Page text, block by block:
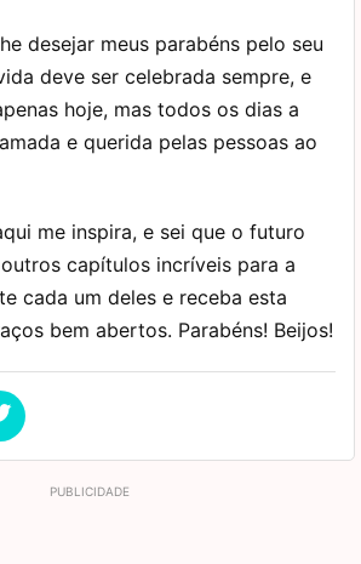
desejar meus parabéns pelo seu
deve ser celebrada sempre, e
hoje, mas todos os dias a
e querida pelas pessoas ao
me inspira, e sei que o futuro
capítulos incríveis para a
cada um deles e receba esta
bem abertos. Parabéns! Beijos!